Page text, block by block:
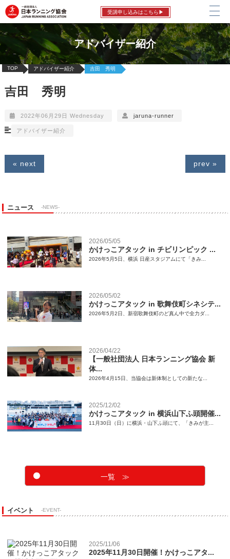
受講申し込みはこちら▶
アドバイザー紹介
TOP アドバイザー紹介 吉田 秀明
吉田 秀明
2022年06月29日 Wednesday jaruna-runner
アドバイザー紹介
« next prev »
ニュース -NEWS-
2026/05/05
かけっこアタック in チビリンピック ...
2026年5月5日、横浜 日産スタジアムにて「きみ...
2026/05/02
かけっこアタック in 歌舞伎町シネシテ...
2026年5月2日、新宿歌舞伎町のど真ん中で全力ダ...
2026/04/22
【一般社団法人 日本ランニング協会 新
体...
2026年4月15日、当協会は新体制としての新たな...
2025/12/02
かけっこアタック in 横浜山下ふ頭開催...
11月30日（日）に横浜・山下ふ頭にて、「きみが主...
一覧 ≫
イベント -EVENT-
2025/11/06
2025年11月30日開催！かけっこアタ...